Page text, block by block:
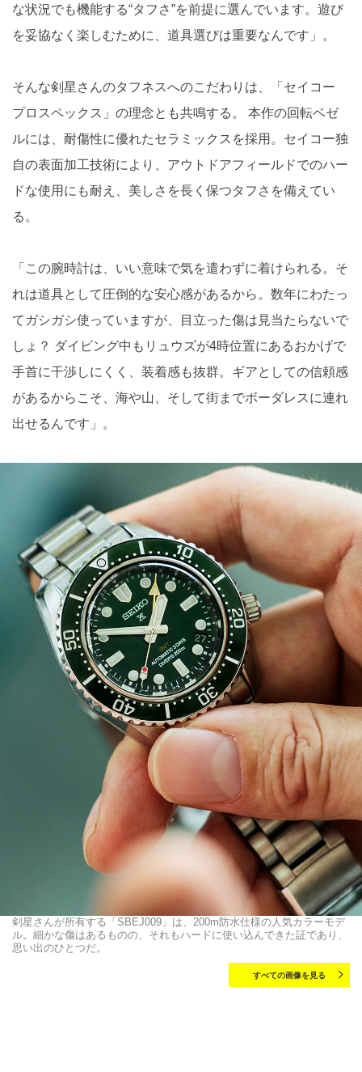
な状況でも機能する“タフさ”を前提に選んでいます。遊び
を妥協なく楽しむために、道具選びは重要なんです」。
そんな剣星さんのタフネスへのこだわりは、「セイコー
プロスペックス」の理念とも共鳴する。 本作の回転ベゼ
ルには、耐傷性に優れたセラミックスを採用。セイコー独
自の表面加工技術により、アウトドアフィールドでのハー
ドな使用にも耐え、美しさを長く保つタフさを備えてい
る。
「この腕時計は、いい意味で気を遣わずに着けられる。そ
れは道具として圧倒的な安心感があるから。数年にわたっ
てガシガシ使っていますが、目立った傷は見当たらないで
しょ？ ダイビング中もリュウズが4時位置にあるおかげで
手首に干渉しにくく、装着感も抜群。ギアとしての信頼感
があるからこそ、海や山、そして街までボーダレスに連れ
出せるんです」。
剣星さんが所有する「SBEJ009」は、200m防水仕様の人気カラーモデ
ル。細かな傷はあるものの、それもハードに使い込んできた証であり、
思い出のひとつだ。
すべての画像を見る